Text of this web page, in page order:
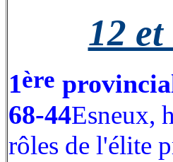
12
1ère
68-44Esneux,
rôles de l'élite